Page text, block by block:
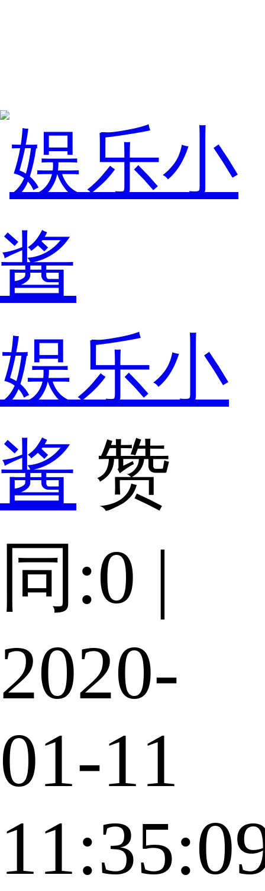
娱乐小
酱 赞
同:0 |
2020-
01-11